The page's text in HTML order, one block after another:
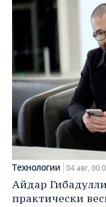
Технологии 04 авг,
Айдар
практически